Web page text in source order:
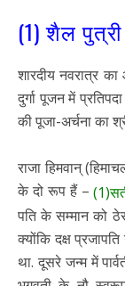
(1) शैल पुत्री
शारदीय नवरात्र
दुर्गा पूजन में
की पूजा-अर्चना का
राजा हिमवान्
के दो रूप हैं –
पति के सम्मान को
क्योंकि दक्ष
था. दूसरे जन्म में